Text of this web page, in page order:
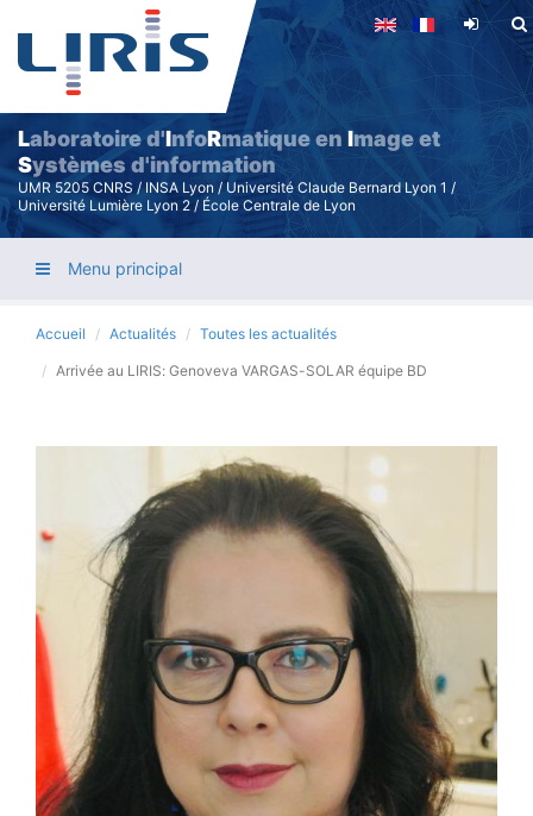
Aller
principal
Laboratoire d'InfoRmatique en Image et
Systèmes d'information
UMR 5205 CNRS / INSA Lyon / Université Claude Bernard Lyon 1 /
Université Lumière Lyon 2 / École Centrale de Lyon
Menu principal
Accueil Actualités Toutes les actualités
Arrivée au LIRIS: Genoveva VARGAS-SOLAR équipe BD